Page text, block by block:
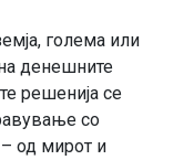
голема или
денешните
решенија се
со
од мирот и